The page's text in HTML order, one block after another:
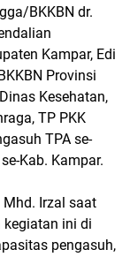
BKKBN dr.
Kampar, Edi
Provinsi
Kesehatan,
TP PKK
TPA se-
Kab. Kampar.
Mhd. Irzal saat
kegiatan ini di
pengasuh,